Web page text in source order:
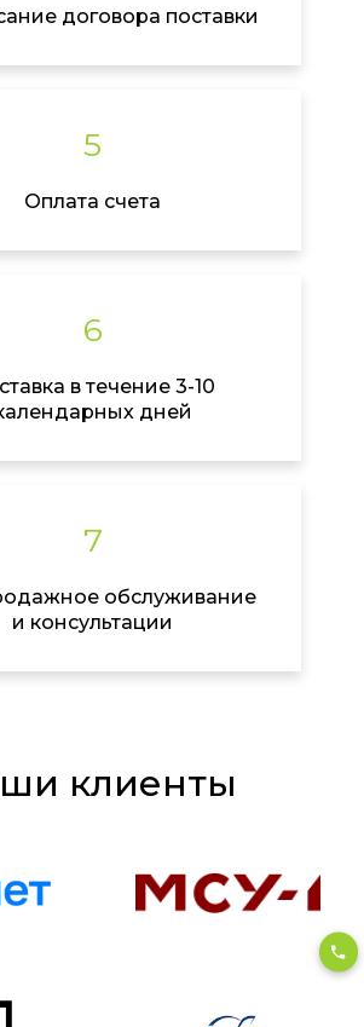
договора поставки
5
Оплата счета
6
в течение 3-10
дней
7
обслуживание
и консультации
клиенты